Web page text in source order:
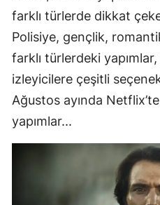
farklı türlerde dikkat
Polisiye, gençlik,
farklı türlerdeki
izleyicilere çeşitli
Ağustos ayında
yapımlar...